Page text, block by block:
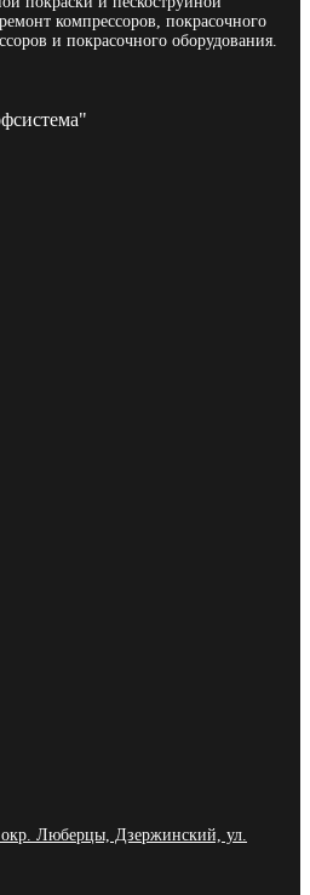
компрессоров, покрасочного
и покрасочного оборудования.
Люберцы, Дзержинский, ул.